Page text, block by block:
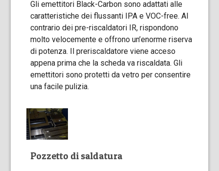
Gli emettitori Black-Carbon sono adattati alle
caratteristiche dei flussanti IPA e VOC-free. Al
contrario dei pre-riscaldatori IR, rispondono
molto velocemente e offrono un’enorme riserva
di potenza. Il preriscaldatore viene acceso
appena prima che la scheda va riscaldata. Gli
emettitori sono protetti da vetro per consentire
una facile pulizia.
Pozzetto di saldatura